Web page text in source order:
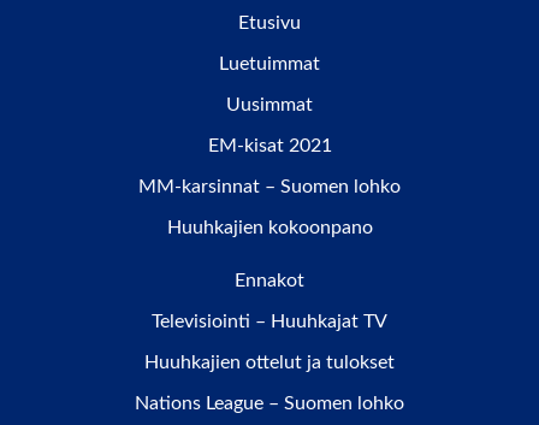
Etusivu
Luetuimmat
Uusimmat
EM-kisat 2021
MM-karsinnat – Suomen lohko
Huuhkajien kokoonpano
Ennakot
Televisiointi – Huuhkajat TV
Huuhkajien ottelut ja tulokset
Nations League – Suomen lohko